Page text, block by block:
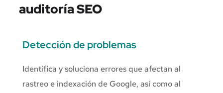
auditoría SEO
Detección de problemas
Identifica y soluciona errores que afectan al
rastreo e indexación de Google, así como al